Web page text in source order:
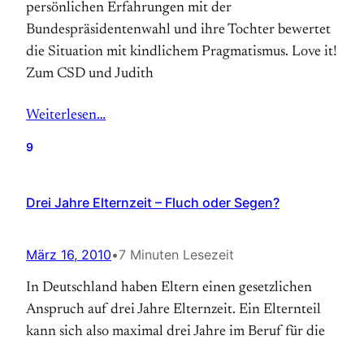
persönlichen Erfahrungen mit der
Bundespräsidentenwahl und ihre Tochter bewertet
die Situation mit kindlichem Pragmatismus. Love it!
Zum CSD und Judith
Weiterlesen…
9
Drei Jahre Elternzeit – Fluch oder Segen?
März 16, 2010•7 Minuten Lesezeit
In Deutschland haben Eltern einen gesetzlichen
Anspruch auf drei Jahre Elternzeit. Ein Elternteil
kann sich also maximal drei Jahre im Beruf für die